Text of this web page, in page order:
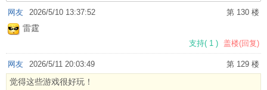
第 130 楼
网友 2026/5/10 13:37:52
雷霆
支持( 1 ) 盖楼(回复)
第 129 楼
网友 2026/5/11 20:03:49
觉得这些游戏很好玩！